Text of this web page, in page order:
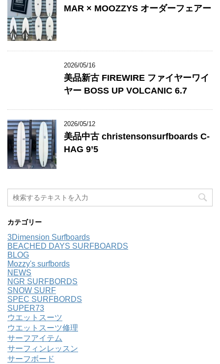
MAR × MOOZZYS オーダーフェアー
2026/05/16
美品新古 FIREWIRE ファイヤーワイ
ヤー BOSS UP VOLCANIC 6.7
2026/05/12
美品中古 christensonsurfboards C-
HAG 9’5
カテゴリー
3Dimension Surfboards
BEACHED DAYS SURFBOARDS
BLOG
Mozzy's surfbords
NEWS
NGR SURFBORDS
SNOW SURF
SPEC SURFBORDS
SUPER73
ウエットスーツ
ウエットスーツ修理
サーフアイテム
サーフィンレッスン
サーフボード